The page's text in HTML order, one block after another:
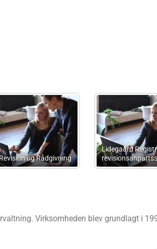
Dalsgaard, Stahl & Wøldike.
Godkendt Revision
Virksomheden blev grundlagt i